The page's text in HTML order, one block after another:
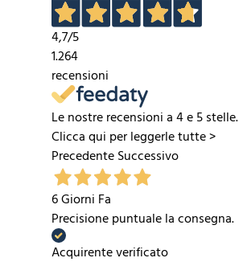
4,7/5
1.264
recensioni
Le nostre recensioni a 4 e 5 stelle.
Clicca qui per leggerle tutte >
PrecedenteSuccessivo
6 Giorni Fa
Precisione puntuale la consegna.
Acquirente verificato